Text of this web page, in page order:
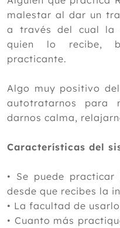
malestar al dar un
a través del cual la
quien lo recibe,
practicante.
Algo muy positivo
autotratarnos para
darnos calma,
Características del
• Se puede
desde que recibes la
• La facultad de
• Cuanto más